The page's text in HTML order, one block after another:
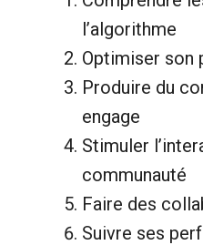
l’algorithme
Optimiser son
Produire du
engage
Stimuler
communauté
Faire des
Suivre ses